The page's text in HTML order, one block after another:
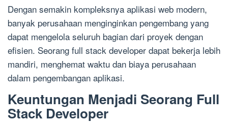
Dengan semakin kompleksnya aplikasi web modern,
banyak perusahaan menginginkan pengembang yang
dapat mengelola seluruh bagian dari proyek dengan
efisien. Seorang full stack developer dapat bekerja lebih
mandiri, menghemat waktu dan biaya perusahaan
dalam pengembangan aplikasi.
Keuntungan Menjadi Seorang Full
Stack Developer